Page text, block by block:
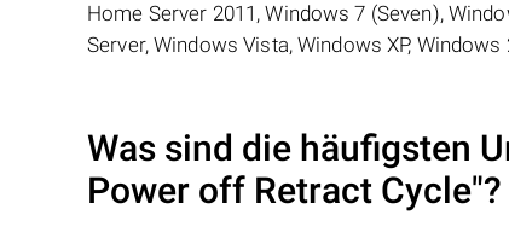
Home Server 2011, Windows 7 (Seven),
Server, Windows Vista, Windows XP, Windows
Was sind die häufigsten
Power off Retract Cycle"?